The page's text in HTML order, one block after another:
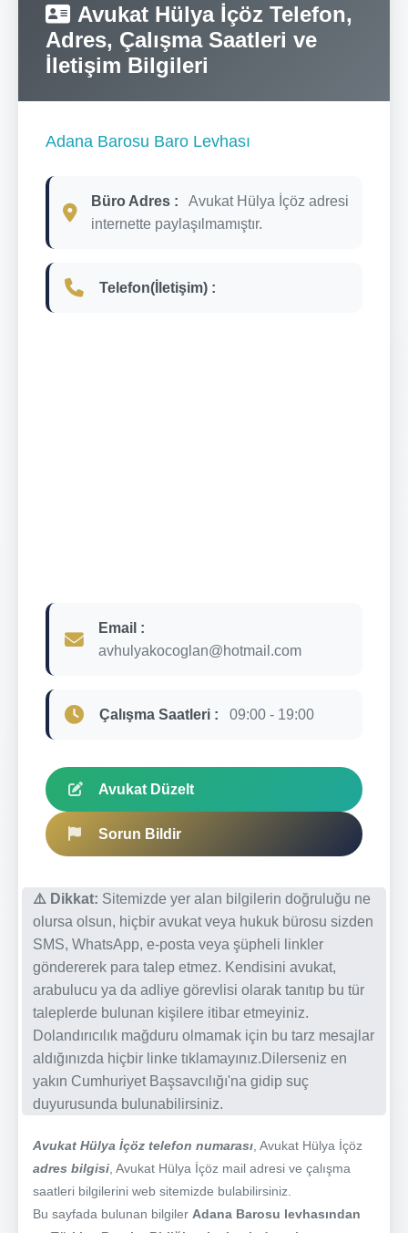
Avukat Hülya İçöz Telefon,
Adres, Çalışma Saatleri ve
İletişim Bilgileri
Adana Barosu Baro Levhası
Büro Adres :
Avukat Hülya İçöz adresi
internette paylaşılmamıştır.
Telefon(İletişim) :
Email :
avhulyakocoglan@hotmail.com
Çalışma Saatleri : 09:00 - 19:00
Avukat Düzelt
Sorun Bildir
⚠️ Dikkat: Sitemizde yer alan bilgilerin doğruluğu ne
olursa olsun, hiçbir avukat veya hukuk bürosu sizden
SMS, WhatsApp, e-posta veya şüpheli linkler
göndererek para talep etmez. Kendisini avukat,
arabulucu ya da adliye görevlisi olarak tanıtıp bu tür
taleplerde bulunan kişilere itibar etmeyiniz.
Dolandırıcılık mağduru olmamak için bu tarz mesajlar
aldığınızda hiçbir linke tıklamayınız.Dilerseniz en
yakın Cumhuriyet Başsavcılığı'na gidip suç
duyurusunda bulunabilirsiniz.
Avukat Hülya İçöz telefon numarası , Avukat Hülya İçöz
adres bilgisi , Avukat Hülya İçöz mail adresi ve çalışma
saatleri bilgilerini web sitemizde bulabilirsiniz.
Bu sayfada bulunan bilgiler Adana Barosu levhasından